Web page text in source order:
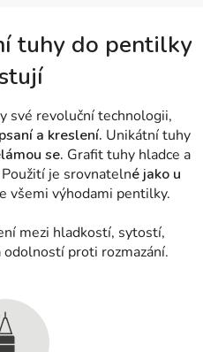
tuhy do pentilky
své revoluční technologii,
a kreslení. Unikátní tuhy
se. Grafit tuhy hladce a
je srovnatelné jako u
všemi výhodami pentilky.
mezi hladkostí, sytostí,
proti rozmazání.